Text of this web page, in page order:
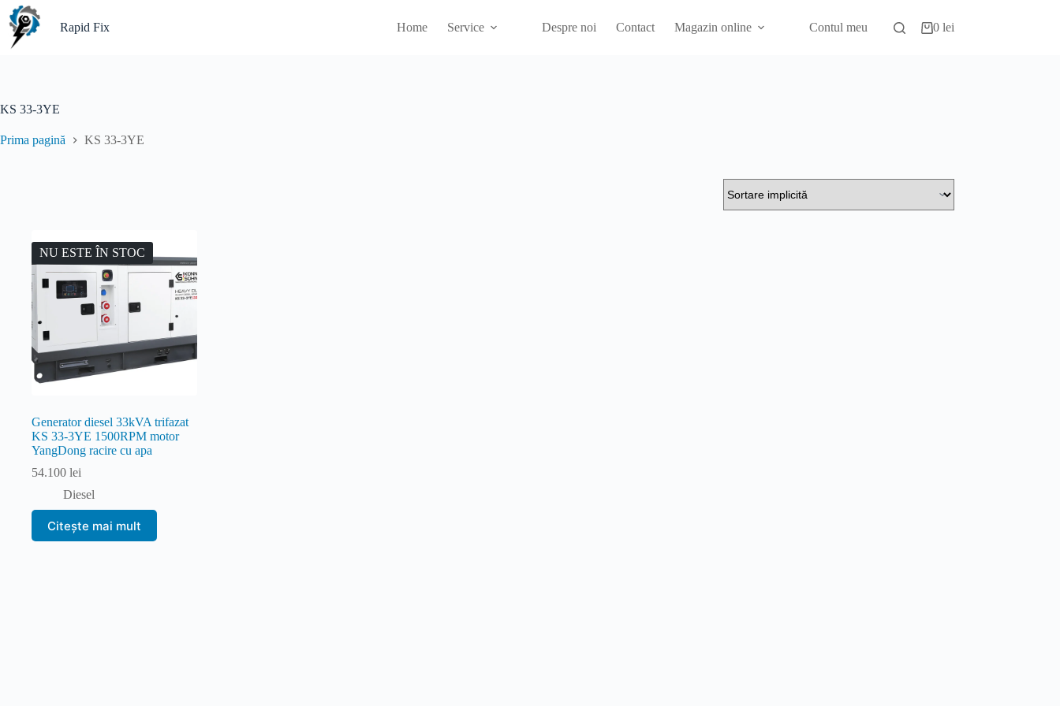
Sari
conținut
Rapid Fix Home Service Despre noi Contact Magazin online Contul meu
Coș
0 lei
KS 33-3YE
Prima pagină KS 33-3YE
NU ESTE ÎN STOC
Generator diesel 33kVA trifazat
KS 33-3YE 1500RPM motor
YangDong racire cu apa
54.100 lei
Diesel
Citește mai mult